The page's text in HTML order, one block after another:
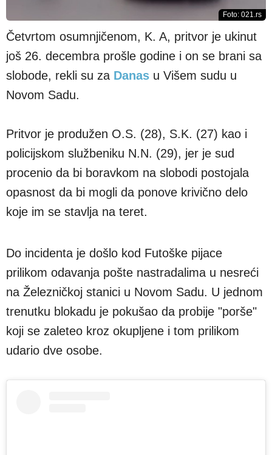
Foto: 021.rs
Četvrtom osumnjičenom, K. A, pritvor je ukinut
još 26. decembra prošle godine i on se brani sa
slobode, rekli su za Danas u Višem sudu u
Novom Sadu.
Pritvor je produžen O.S. (28), S.K. (27) kao i
policijskom službeniku N.N. (29), jer je sud
procenio da bi boravkom na slobodi postojala
opasnost da bi mogli da ponove krivično delo
koje im se stavlja na teret.
Do incidenta je došlo kod Futoške pijace
prilikom odavanja pošte nastradalima u nesreći
na Železničkoj stanici u Novom Sadu. U jednom
trenutku blokadu je pokušao da probije "porše"
koji se zaleteo kroz okupljene i tom prilikom
udario dve osobe.